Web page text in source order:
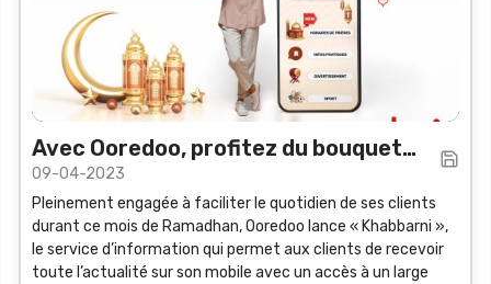
Avec Ooredoo, profitez du bouquet
horaire de prières de son service «
KHABBARNI »
09-04-2023
Pleinement engagée à faciliter le quotidien de ses clients
durant ce mois de Ramadhan, Ooredoo lance « Khabbarni »,
le service d’information qui permet aux clients de recevoir
toute l’actualité sur son mobile avec un accès à un large